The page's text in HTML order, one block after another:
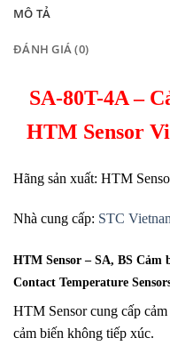
MÔ TẢ
ĐÁNH GIÁ (0)
SA-80T-4A –
HTM Sensor
Hãng sản xuất: HTM
Nhà cung cấp: STC
HTM Sensor – SA, BS Cảm
Contact Temperature
HTM Sensor cung cấp
cảm biến không tiếp xúc.